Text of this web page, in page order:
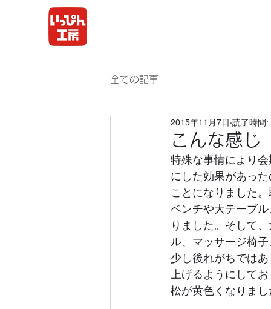
全ての記事
こんな感じ
2015年11月7日 読了時間:
特殊な事情により
にした効果があっ
ことになりました
ベンチや大テーブ
りました。そして
ル、マッサージ椅
少し後れがちでは
上げるようにして